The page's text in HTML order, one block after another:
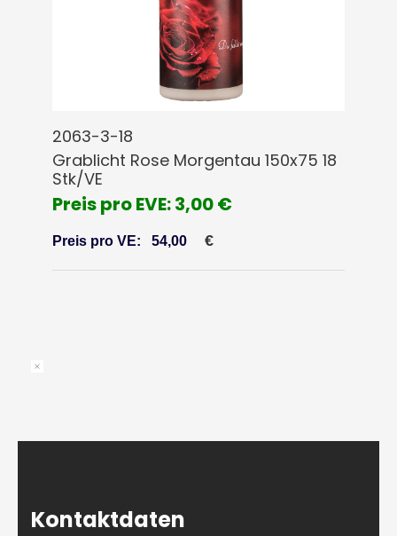
2063-3-18
Grablicht Rose Morgentau 150x75 18
Stk/VE
Preis pro EVE: 3,00 €
Preis pro VE: 54,00 €
Kontaktdaten